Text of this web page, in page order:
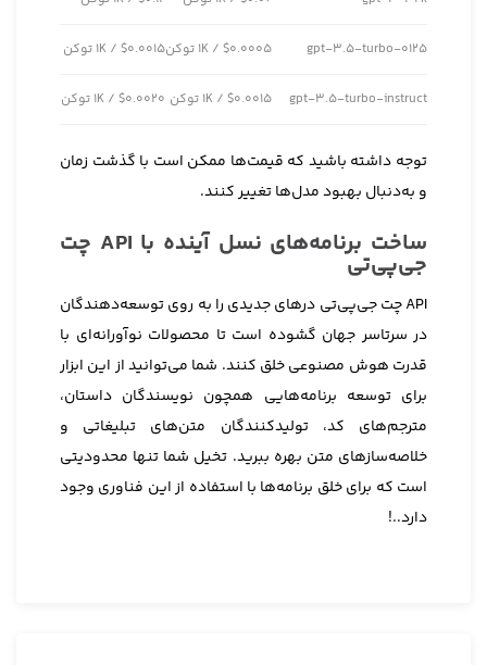
gpt-3.5-turbo-0125 $0.0005 / 1K توکن $0.0015 / 1K توکن
gpt-3.5-turbo-instruct $0.0015 / 1K توکن $0.0020 / 1K توکن
توجه داشته باشید که قیمت‌ها ممکن است با گذشت زمان
و به‌دنبال بهبود مدل‌ها تغییر کنند.
ساخت برنامه‌های نسل آینده با API چت
جی‌پی‌تی
API چت جی‌پی‌تی درهای جدیدی را به روی توسعه‌دهندگان
در سرتاسر جهان گشوده است تا محصولات نوآورانه‌ای با
قدرت هوش مصنوعی خلق کنند. شما می‌توانید از این ابزار
برای توسعه برنامه‌هایی همچون نویسندگان داستان،
مترجم‌های کد، تولیدکنندگان متن‌های تبلیغاتی و
خلاصه‌سازهای متن بهره ببرید. تخیل شما تنها محدودیتی
است که برای خلق برنامه‌ها با استفاده از این فناوری وجود
دارد..!